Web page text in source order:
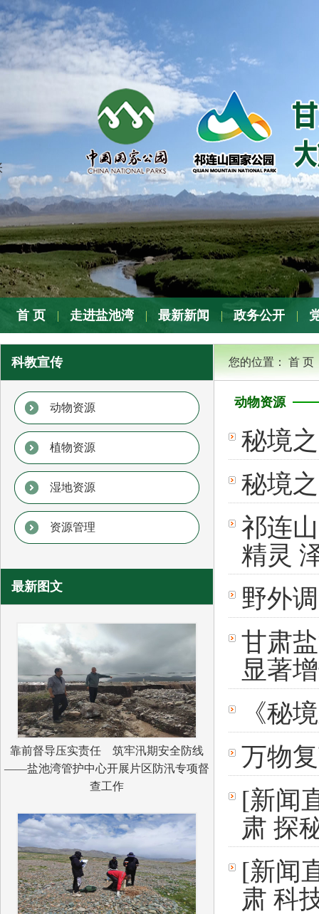
首 页 走进盐池湾 最新新闻 政务公开
科教宣传
动物资源
植物资源
湿地资源
资源管理
最新图文
靠前督导压实责任 筑牢汛期安全防线
——盐池湾管护中心开展片区防汛专项督
查工作
您的位置： 首 页
动物资源
秘境
秘境
祁连
精灵
野外
甘肃
显著
《秘
万物
[新闻
肃 探
[新闻
肃 科